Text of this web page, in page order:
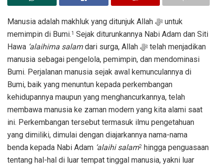
Manusia adalah makhluk yang ditunjuk Allah ﷻ untuk
memimpin di Bumi.1
Sejak diturunkannya Nabi Adam dan Siti
Hawa ‘alaihima salamdari surga, Allah ﷻ telah menjadikan
manusia sebagai pengelola, pemimpin, dan mendominasi
Bumi. Perjalanan manusia sejak awal kemunculannya di
Bumi, baik yang menuntun kepada perkembangan
kehidupannya maupun yang menghancurkannya, telah
membawa manusia ke zaman modern yang kita alami saat
ini. Perkembangan tersebut termasuk ilmu pengetahuan
yang dimiliki, dimulai dengan diajarkannya nama-nama
benda kepada Nabi Adam ‘alaihi salam2 hingga penguasaan
tentang hal-hal di luar tempat tinggal manusia, yakni luar